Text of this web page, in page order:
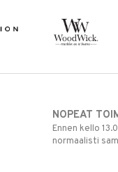
NOPEAT
Ennen kello
normaalisti